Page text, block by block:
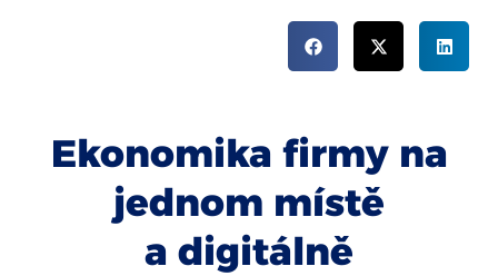
Ekonomika firmy na
jednom místě
a digitálně